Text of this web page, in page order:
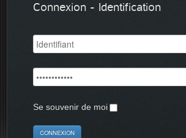
Connexion - Identification
Se souvenir de moi